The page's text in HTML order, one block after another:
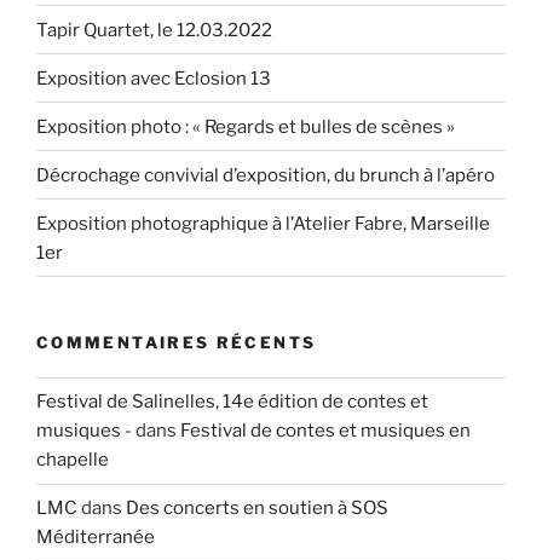
Tapir Quartet, le 12.03.2022
Exposition avec Eclosion 13
Exposition photo : « Regards et bulles de scènes »
Décrochage convivial d’exposition, du brunch à l’apéro
Exposition photographique à l’Atelier Fabre, Marseille
1er
COMMENTAIRES RÉCENTS
Festival de Salinelles, 14e édition de contes et
musiques - dans Festival de contes et musiques en
chapelle
LMC dans Des concerts en soutien à SOS
Méditerranée